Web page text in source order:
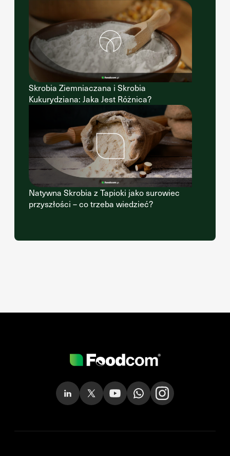
Skrobia Ziemniaczana i Skrobia
Kukurydziana: Jaka Jest Różnica?
Natywna Skrobia z Tapioki jako surowiec
przyszłości – co trzeba wiedzieć?